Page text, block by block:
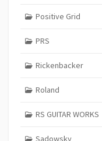
Positive Grid
PRS
Rickenbacker
Roland
RS GUITAR WORKS
Sadowsky